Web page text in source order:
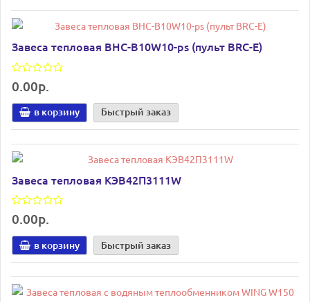
Завеса тепловая BHC-B10W10-ps (пульт BRC-E)
0.00р.
в корзину Быстрый заказ
Завеса тепловая КЭВ42П3111W
0.00р.
в корзину Быстрый заказ